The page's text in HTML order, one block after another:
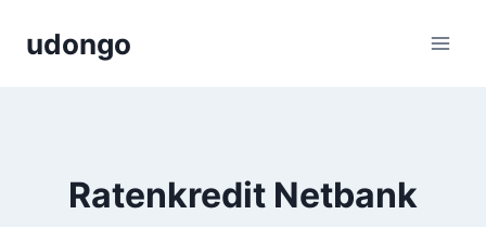
Inhaltudongo
Ratenkredit Netbank